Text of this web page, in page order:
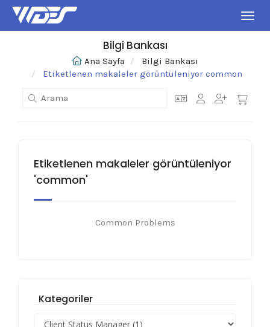
Bilgi Bankası
Ana Sayfa
Bilgi Bankası
Etiketlenen makaleler görüntüleniyor common
Kategoriler
Etiketlenen makaleler görüntüleniyor
'common'
Common Problems